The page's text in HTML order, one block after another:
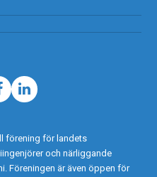
LinkedIn
förening för landets
och närliggande
Föreningen är även öppen för